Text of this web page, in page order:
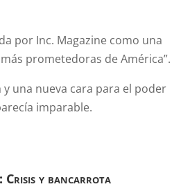
por Inc. Magazine como una
prometedoras de América”.
una nueva cara para el poder
imparable.
Crisis y bancarrota